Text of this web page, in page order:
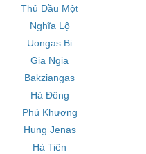
Thủ Dầu Một
Nghĩa Lộ
Uongas Bi
Gia Ngia
Bakziangas
Hà Đông
Phú Khương
Hung Jenas
Hà Tiên